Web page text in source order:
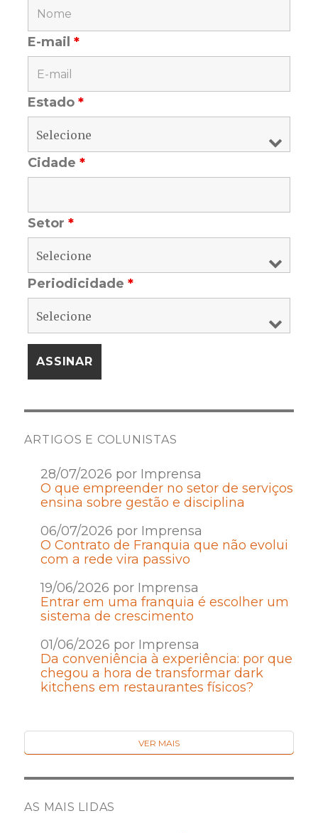
E-mail*
Estado*
Cidade*
Setor*
Periodicidade*
ARTIGOS E COLUNISTAS
28/07/2026 por Imprensa
O que empreender no setor de serviços
ensina sobre gestão e disciplina
06/07/2026 por Imprensa
O Contrato de Franquia que não evolui
com a rede vira passivo
19/06/2026 por Imprensa
Entrar em uma franquia é escolher um
sistema de crescimento
01/06/2026 por Imprensa
Da conveniência à experiência: por que
chegou a hora de transformar dark
kitchens em restaurantes físicos?
VER MAIS
AS MAIS LIDAS